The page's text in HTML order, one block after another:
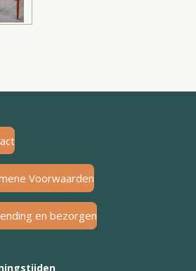
Voorwaarden
en bezorgen